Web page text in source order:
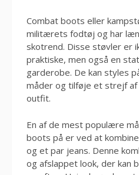
Combat boots eller
militærets fodtøj og har
skotrend. Disse støvler er
praktiske, men også en
garderobe. De kan styles
måder og tilføje et strejf
outfit.
En af de mest populære
boots på er ved at
og et par jeans. Denne
og afslappet look, der kan